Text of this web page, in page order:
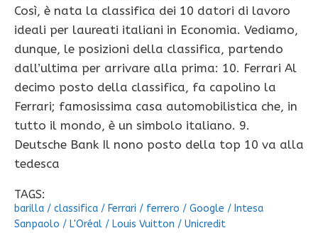
Così, è nata la classifica dei 10 datori di lavoro
ideali per laureati italiani in Economia. Vediamo,
dunque, le posizioni della classifica, partendo
dall’ultima per arrivare alla prima: 10. Ferrari Al
decimo posto della classifica, fa capolino la
Ferrari; famosissima casa automobilistica che, in
tutto il mondo, è un simbolo italiano. 9.
Deutsche Bank Il nono posto della top 10 va alla
tedesca
TAGS:
barilla / classifica / Ferrari / ferrero / Google / Intesa
Sanpaolo / L'Oréal / Louis Vuitton / Unicredit